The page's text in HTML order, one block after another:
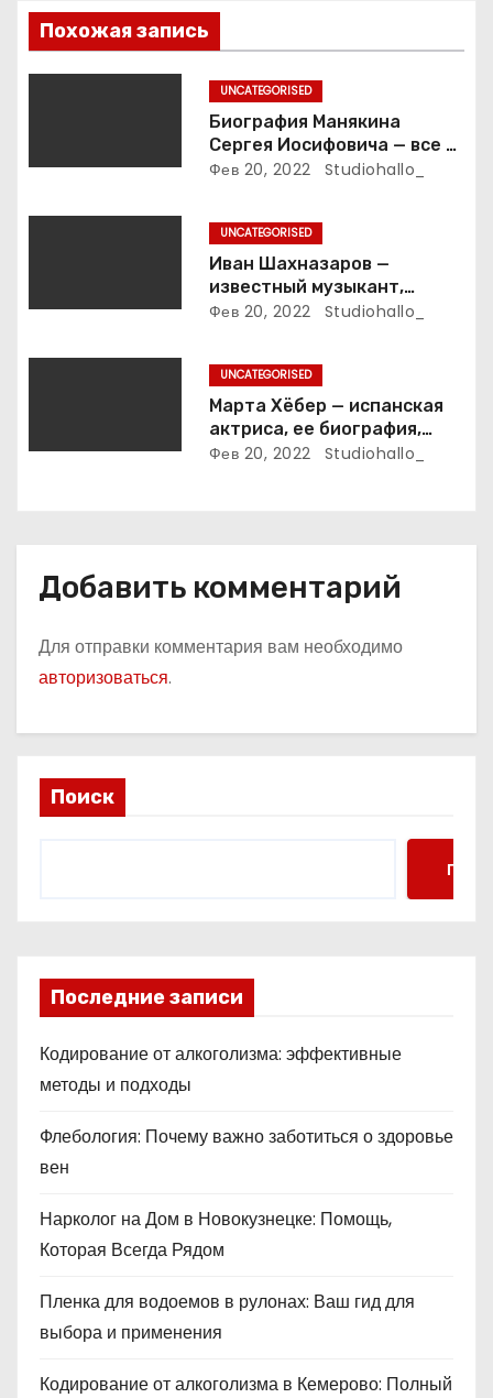
аПохожая запись
UNCATEGORISED
Биография Манякина
Сергея Иосифовича — все о
ветеране футбола России!
Фев 20, 2022 Studiohallo_
UNCATEGORISED
Иван Шахназаров —
известный музыкант,
композитор и продюсер —
Фев 20, 2022 Studiohallo_
UNCATEGORISED
Марта Хёбер — испанская
актриса, ее биография,
фото и интересные факты,
Фев 20, 2022 Studiohallo_
Добавить комментарий
Для отправки комментария вам необходимо
авторизоваться.
Поиск
Поиск
Последние записи
Кодирование от алкоголизма: эффективные
методы и подходы
Флебология: Почему важно заботиться о здоровье
вен
Нарколог на Дом в Новокузнецке: Помощь,
Которая Всегда Рядом
Пленка для водоемов в рулонах: Ваш гид для
выбора и применения
Кодирование от алкоголизма в Кемерово: Полный